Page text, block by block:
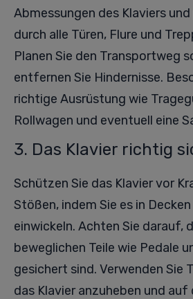
Abmessungen des Klaviers
durch alle Türen, Flure und
Planen Sie den Transportweg
entfernen Sie Hindernisse.
richtige Ausrüstung wie
Rollwagen und eventuell eine
3. Das Klavier richtig
Schützen Sie das Klavier vor
Stößen, indem Sie es in
einwickeln. Achten Sie darauf,
beweglichen Teile wie Pedale
gesichert sind. Verwenden Sie
das Klavier anzuheben und auf